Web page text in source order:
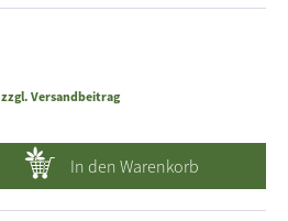
zzgl. Versandbeitrag
In den Warenkorb